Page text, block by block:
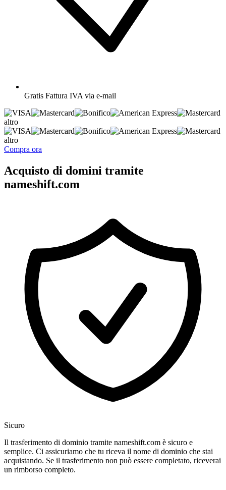
Gratis Fattura IVA via e-mail
altro
altro
Compra ora
Acquisto di domini tramite
nameshift.com
Sicuro
Il trasferimento di dominio tramite nameshift.com è sicuro e
semplice. Ci assicuriamo che tu riceva il nome di dominio che stai
acquistando. Se il trasferimento non può essere completato, riceverai
un rimborso completo.